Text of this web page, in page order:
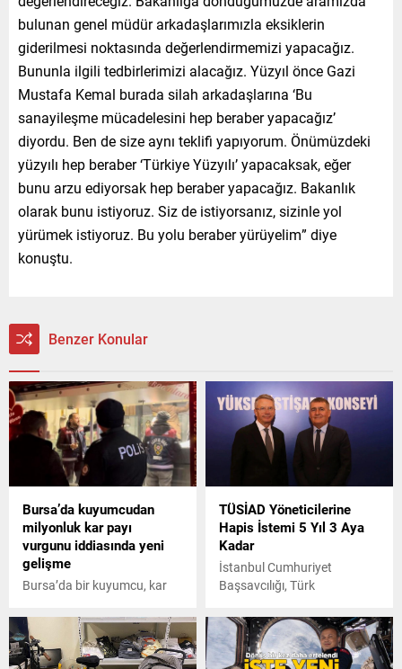
bulunan genel müdür arkadaşlarımızla eksiklerin
giderilmesi noktasında değerlendirmemizi yapacağız.
Bununla ilgili tedbirlerimizi alacağız. Yüzyıl önce Gazi
Mustafa Kemal burada silah arkadaşlarına ‘Bu
sanayileşme mücadelesini hep beraber yapacağız’
diyordu. Ben de size aynı teklifi yapıyorum. Önümüzdeki
yüzyılı hep beraber ‘Türkiye Yüzyılı’ yapacaksak, eğer
bunu arzu ediyorsak hep beraber yapacağız. Bakanlık
olarak bunu istiyoruz. Siz de istiyorsanız, sizinle yol
yürümek istiyoruz. Bu yolu beraber yürüyelim” diye
konuştu.
Benzer Konular
Bursa’da kuyumcudan
milyonluk kar payı
vurgunu iddiasında yeni
gelişme
Bursa’da bir kuyumcu, kar
müşterilerinin altınlarını
emanet aldı. Altınlarla birlikte
kaçtığı iddia edilen 3 şüpheli
TÜSİAD Yöneticilerine
Hapis İstemi 5 Yıl 3 Aya
Kadar
İstanbul Cumhuriyet
Başsavcılığı, Türk
Derneği (TÜSİAD) Başkanı
Orhan Turan ve TÜSİAD
Yüksek İstişare Konseyi (YİK)